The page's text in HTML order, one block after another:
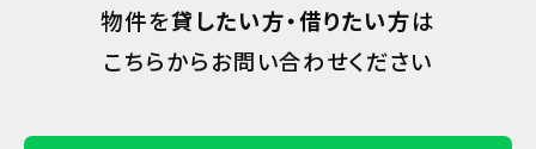
物件を貸したい方・借りたい方は
こちらからお問い合わせください